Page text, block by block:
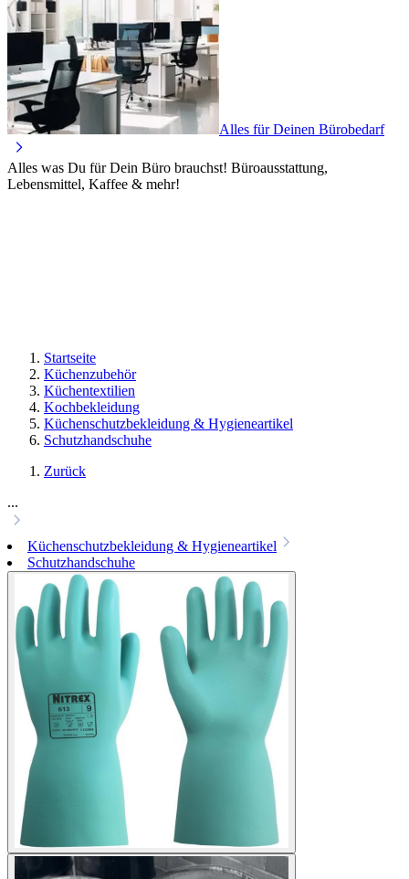
Alles für Deinen Bürobedarf
Alles was Du für Dein Büro brauchst! Büroausstattung,
Lebensmittel, Kaffee & mehr!
Startseite
Küchenzubehör
Küchentextilien
Kochbekleidung
Küchenschutzbekleidung & Hygieneartikel
Schutzhandschuhe
Zurück
...
Küchenschutzbekleidung & Hygieneartikel
Schutzhandschuhe